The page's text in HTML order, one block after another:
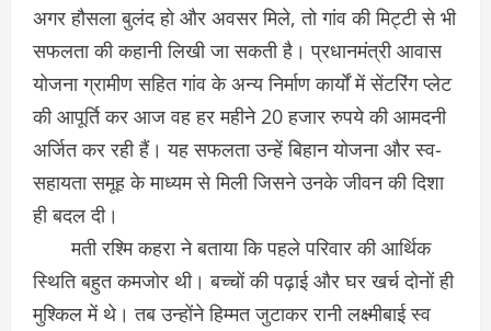
अगर हौसला बुलंद हो और अवसर मिले, तो गांव की मिट्टी से भी
सफलता की कहानी लिखी जा सकती है। प्रधानमंत्री आवास
योजना ग्रामीण सहित गांव के अन्य निर्माण कार्यों में सेंटरिंग प्लेट
की आपूर्ति कर आज वह हर महीने 20 हजार रुपये की आमदनी
अर्जित कर रही हैं। यह सफलता उन्हें बिहान योजना और स्व-
सहायता समूह के माध्यम से मिली जिसने उनके जीवन की दिशा
ही बदल दी।
मती रश्मि कहरा ने बताया कि पहले परिवार की आर्थिक
स्थिति बहुत कमजोर थी। बच्चों की पढ़ाई और घर खर्च दोनों ही
मुश्किल में थे। तब उन्होंने हिम्मत जुटाकर रानी लक्ष्मीबाई स्व